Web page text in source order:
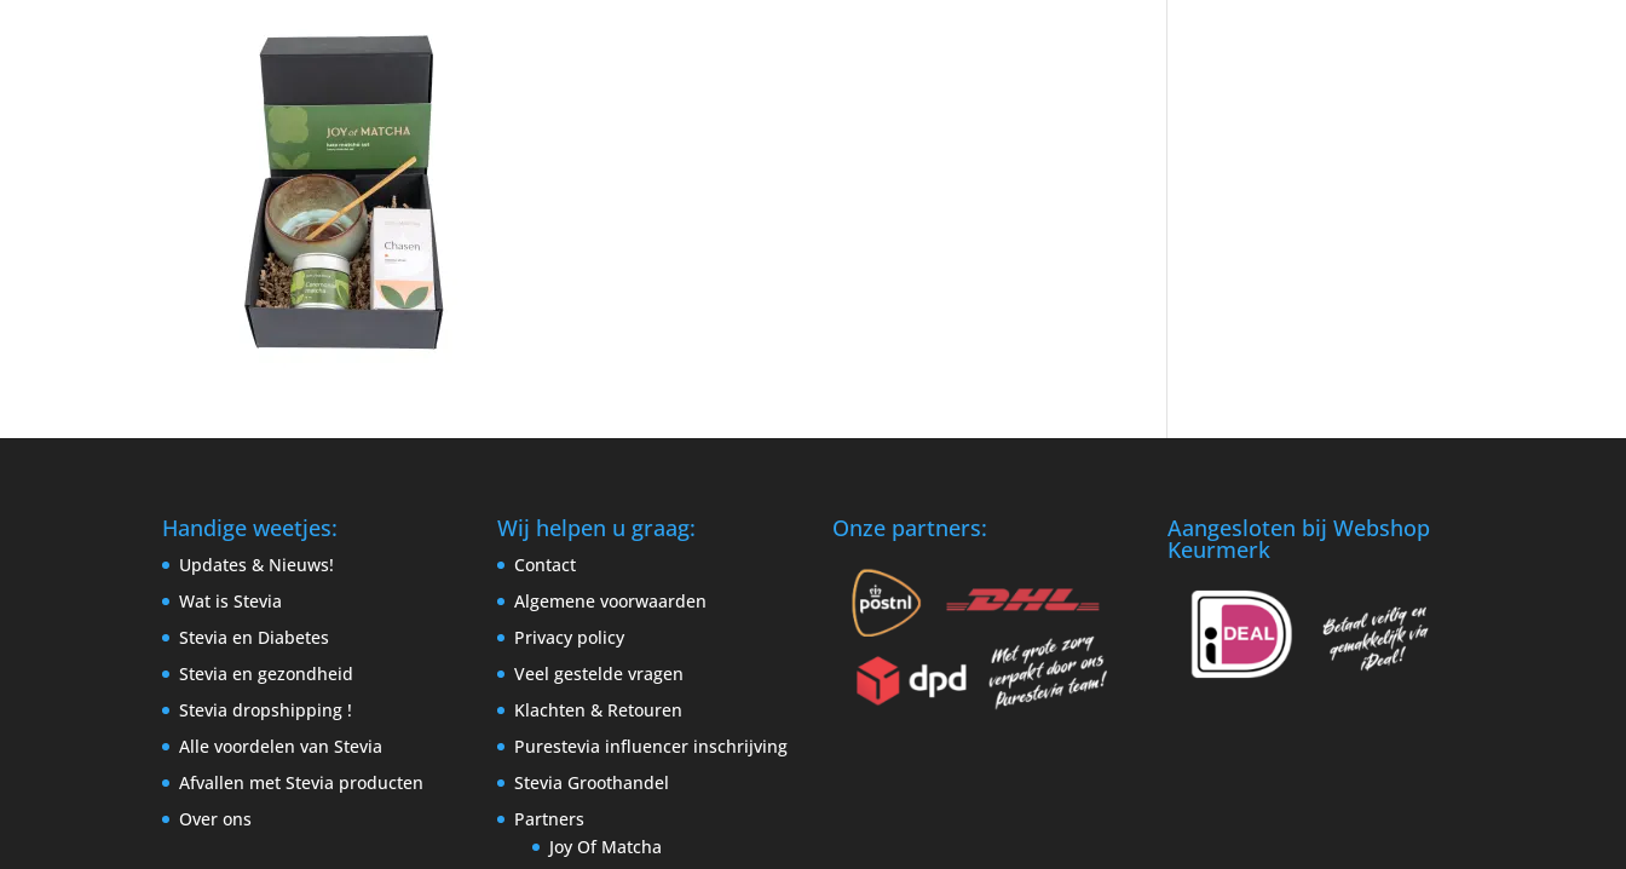
Handige weetjes:
Updates & Nieuws!
Wat is Stevia
Stevia en Diabetes
Stevia en gezondheid
Stevia dropshipping !
Alle voordelen van Stevia
Afvallen met Stevia producten
Over ons
Wij helpen u graag:
Contact
Algemene voorwaarden
Privacy policy
Veel gestelde vragen
Klachten & Retouren
Purestevia influencer inschrijving
Stevia Groothandel
Partners
Joy Of Matcha
Onze partners: Aangesloten bij Webshop
Keurmerk